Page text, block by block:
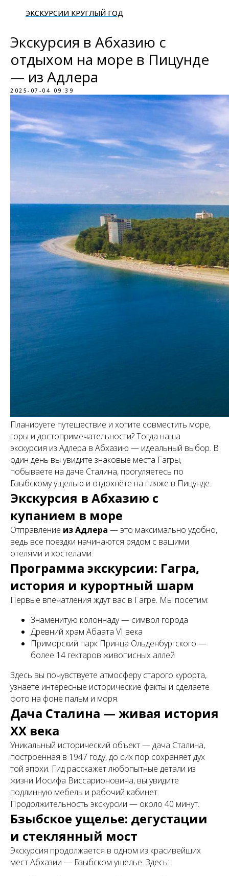
ЭКСКУРСИИ КРУГЛЫЙ ГОД
Экскурсия в Абхазию с
отдыхом на море в Пицунде
— из Адлера
2025-07-04 09:39
Планируете путешествие и хотите совместить море,
горы и достопримечательности? Тогда наша
экскурсия из Адлера в Абхазию — идеальный выбор. В
один день вы увидите знаковые места Гагры,
побываете на даче Сталина, прогуляетесь по
Бзыбскому ущелью и отдохнёте на пляже в Пицунде.
Экскурсия в Абхазию с
купанием в море
Отправление из Адлера — это максимально удобно,
ведь все поездки начинаются рядом с вашими
отелями и хостелами.
Программа экскурсии: Гагра,
история и курортный шарм
Первые впечатления ждут вас в Гагре. Мы посетим:
Знаменитую колоннаду — символ города
Древний храм Абаата VI века
Приморский парк Принца Ольденбургского —
более 14 гектаров живописных аллей
Здесь вы почувствуете атмосферу старого курорта,
узнаете интересные исторические факты и сделаете
фото на фоне пальм и моря.
Дача Сталина — живая история
XX века
Уникальный исторический объект — дача Сталина,
построенная в 1947 году, до сих пор сохраняет дух
той эпохи. Гид расскажет любопытные детали из
жизни Иосифа Виссарионовича, вы увидите
подлинную мебель и рабочий кабинет.
Продолжительность экскурсии — около 40 минут.
Бзыбское ущелье: дегустации
и стеклянный мост
Экскурсия продолжается в одном из красивейших
мест Абхазии — Бзыбском ущелье. Здесь: